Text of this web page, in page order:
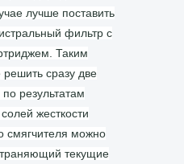
лучше поставить
фильтр с
Таким
сразу две
результатам
жесткости
смягчителя можно
текущие